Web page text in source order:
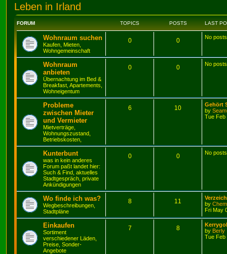
Leben in Irland
FORUM TOPICS POSTS LAST
Wohnraum suchen
Kaufen, Mieten,
Wohngemeinschaft
0 0 No posts
Wohnraum
anbieten
Übernachtung im Bed &
Breakfast, Apartements,
Wohneigentum
0 0 No posts
Probleme
zwischen Mieter
und Vermieter
Mietverträge,
Wohnungszustand,
Betriebskosten,
6 10
Gehört
by
Tue Feb
Kunterbunt
was in kein anderes
Forum paßt landet hier:
Such & Find, aktuelles
Stadtgespräch, private
Ankündigungen
0 0 No posts
Wo finde ich was?
Wegbeschreibungen,
Stadtpläne
8 11
by
Fri May
Einkaufen
Sortiment
verschiedener Läden,
Preise, Sonder-
Angebote
7 8
by Berly
Tue Feb